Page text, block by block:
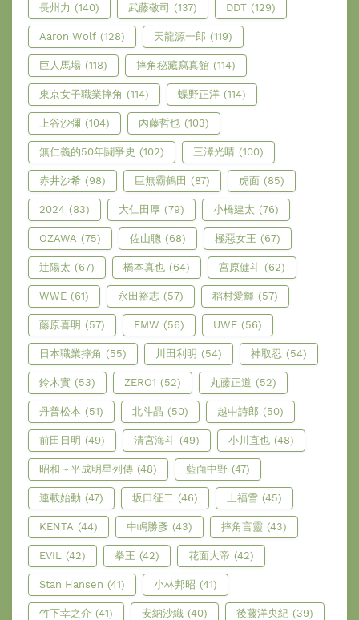
長州力 (140) 武藤敬司 (137) DDT (129)
Aaron Wolf (128) 天龍源一郎 (119)
巨人馬場 (118) 摔角秘藏寫真館 (114)
東京女子職業摔角 (114) 蝶野正洋 (114)
上谷沙彌 (104) 內藤哲也 (103)
無仁義的50年鬪爭史 (102) 三澤光晴 (100)
赤井沙希 (98) 巨無霸鶴田 (87) 虎面 (85)
2024 (83) 大仁田厚 (79) 小橋建太 (76)
OZAWA (75) 佐山聰 (68) 極惡女王 (67)
辻陽太 (67) 橋本真也 (64) 宮原健斗 (62)
WWE (61) 永田裕志 (57) 稻村愛輝 (57)
藤原喜明 (57) FMW (56) UWF (56)
日本職業摔角 (55) 川田利明 (54) 神取忍 (54)
鈴木實 (53) ZERO1 (52) 丸藤正道 (52)
丹普松本 (51) 北斗晶 (50) 越中詩郎 (50)
前田日明 (49) 清宮海斗 (49) 小川直也 (48)
昭和～平成明星列傳 (48) 藍面中野 (47)
連載始動 (47) 坂口征二 (46) 上福雪 (45)
KENTA (44) 中嶋勝彥 (43) 摔角言靈 (43)
EVIL (42) 拳王 (42) 花面大帝 (42)
Stan Hansen (41) 小林邦昭 (41)
竹下幸之介 (41) 安納沙織 (40) 後藤洋央紀 (39)